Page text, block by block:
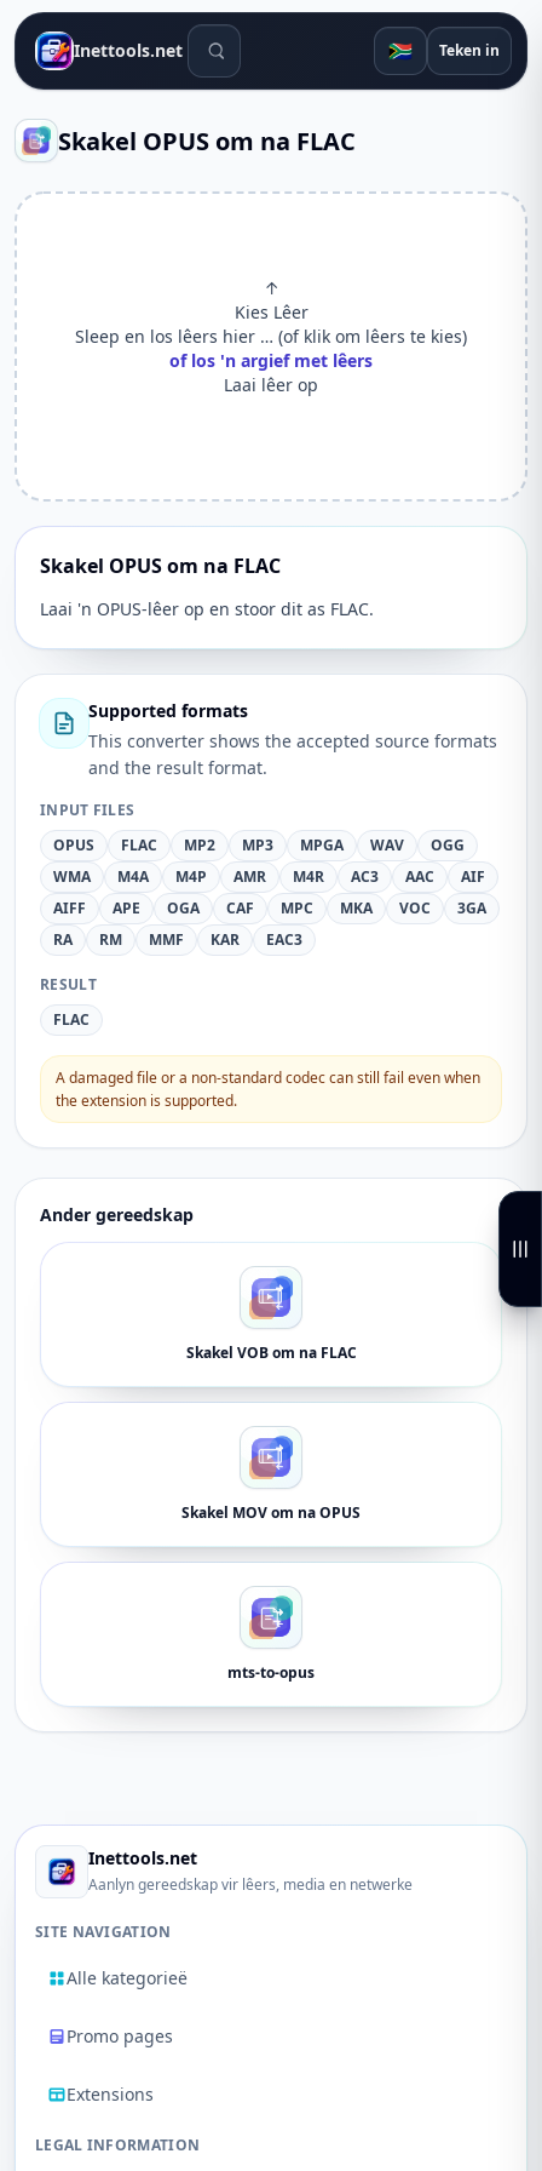
Inettools.net Soek gereedskap 🇿🇦 Teken in
Skakel OPUS om na FLAC
↑
Kies Lêer
Sleep en los lêers hier … (of klik om lêers te kies)
of los 'n argief met lêers
Laai lêer op
Skakel OPUS om na FLAC
Laai 'n OPUS-lêer op en stoor dit as FLAC.
Supported formats
This converter shows the accepted source formats
and the result format.
INPUT FILES
OPUS
FLAC MP2 MP3 MPGA WAV
OGG
WMA
M4A M4P AMR M4R AC3 AAC
AIF
AIFF
APE OGA CAF MPC MKA VOC
3GA
RA
RM MMF KAR EAC3
RESULT
FLAC
A damaged file or a non-standard codec can still fail even when
the extension is supported.
Ander gereedskap
Skakel VOB om na FLAC
Skakel MOV om na OPUS
mts-to-opus
Inettools.net
Aanlyn gereedskap vir lêers, media en netwerke
SITE NAVIGATION
Alle kategorieë
Promo pages
Extensions
LEGAL INFORMATION